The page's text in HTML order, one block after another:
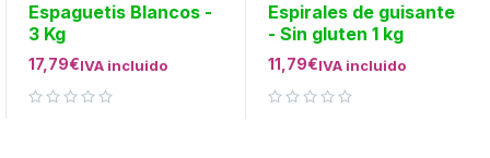
Espaguetis Blancos -
3 Kg
17,79€IVA incluido
Espirales de guisante
- Sin gluten 1 kg
11,79€IVA incluido